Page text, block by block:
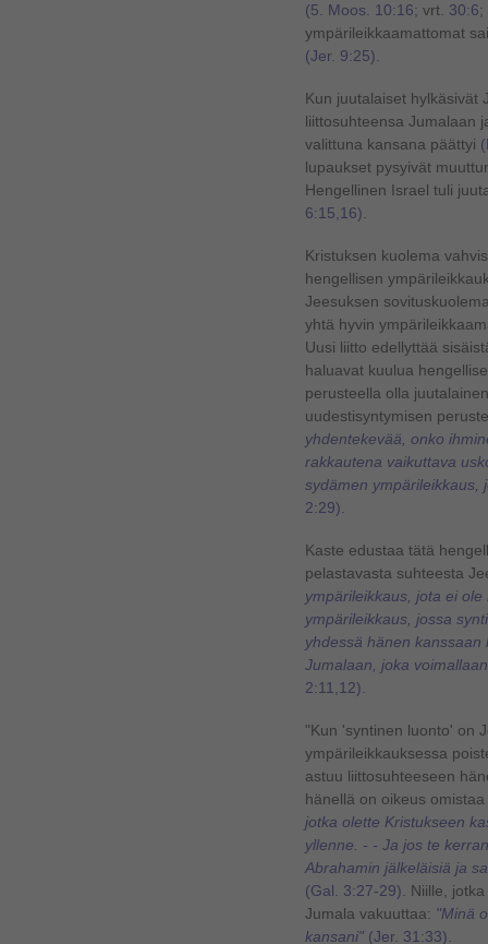
(5. Moos. 10:16; vrt. 30:6;
ympärileikkaamattomat
(Jer. 9:25)
Kun juutalaiset hylkäsivät
liittosuhteensa Jumalaan
valittuna kansana päättyi
lupaukset pysyivät
Hengellinen Israel tuli
6:15,16)
Kristuksen kuolema
hengellisen
Jeesuksen
yhtä hyvin
Uusi liitto edellyttää
haluavat kuulua
perusteella olla
uudestisyntymisen
yhdentekevää, onko
rakkautena vaikuttava
sydämen ympärileikkaus,
2:29)
Kaste edustaa tätä
pelastavasta suhteesta
ympärileikkaus, jota ei
ympärileikkaus, jossa
yhdessä hänen
Jumalaan, joka
2:11,12).
"Kun 'syntinen luonto' on
ympärileikkauksessa
astuu liittosuhteeseen
hänellä on oikeus
jotka olette Kristukseen
yllenne. - - Ja jos te
Abrahamin jälkeläisiä ja
(Gal. 3:27-29) . Niille,
Jumala vakuuttaa: "Minä
kansani" (Jer. 31:33)